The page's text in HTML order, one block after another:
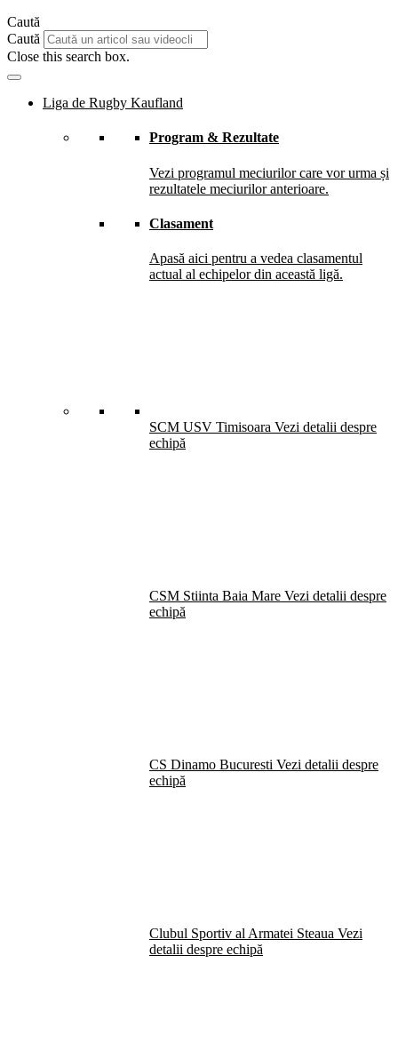
Caută
Caută
Close this search box.
Liga de Rugby Kaufland
Program & Rezultate
Vezi programul meciurilor care vor urma și
rezultatele meciurilor anterioare.
Clasament
Apasă aici pentru a vedea clasamentul
actual al echipelor din această ligă.
SCM USV Timisoara Vezi detalii despre
echipă
CSM Stiinta Baia Mare Vezi detalii despre
echipă
CS Dinamo Bucuresti Vezi detalii despre
echipă
Clubul Sportiv al Armatei Steaua Vezi
detalii despre echipă